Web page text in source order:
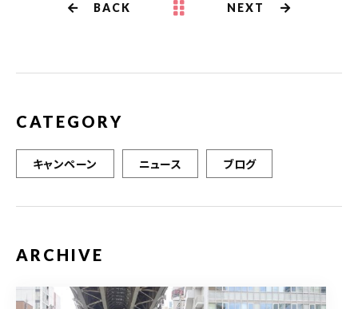
BACK NEXT
CATEGORY
キャンペーン ニュース ブログ
ARCHIVE